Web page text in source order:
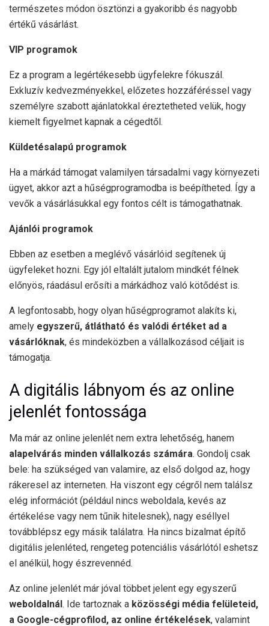
természetes módon ösztönzi a gyakoribb és nagyobb
értékű vásárlást.
VIP programok
Ez a program a legértékesebb ügyfelekre fókuszál.
Exkluzív kedvezményekkel, előzetes hozzáféréssel vagy
személyre szabott ajánlatokkal éreztetheted velük, hogy
kiemelt figyelmet kapnak a cégedtől.
Küldetésalapú programok
Ha a márkád támogat valamilyen társadalmi vagy környezeti
ügyet, akkor azt a hűségprogramodba is beépítheted. Így a
vevők a vásárlásukkal egy fontos célt is támogathatnak.
Ajánlói programok
Ebben az esetben a meglévő vásárlóid segítenek új
ügyfeleket hozni. Egy jól eltalált jutalom mindkét félnek
előnyös, ráadásul erősíti a márkádhoz való kötődést is.
A legfontosabb, hogy olyan hűségprogramot alakíts ki,
amely egyszerű, átlátható és valódi értéket ad a
vásárlóknak, és mindeközben a vállalkozásod céljait is
támogatja.
A digitális lábnyom és az online
jelenlét fontossága
Ma már az online jelenlét nem extra lehetőség, hanem
alapelvárás minden vállalkozás számára. Gondolj csak
bele: ha szükséged van valamire, az első dolgod az, hogy
rákeresel az interneten. Ha viszont egy cégről nem találsz
elég információt (például nincs weboldala, kevés az
értékelése vagy nem tűnik hitelesnek), nagy eséllyel
továbblépsz egy másik találatra. Ha nincs bizalmat építő
digitális jelenléted, rengeteg potenciális vásárlótól eshetsz
el anélkül, hogy észrevennéd.
Az online jelenlét már jóval többet jelent egy egyszerű
weboldalnál . Ide tartoznak a közösségi média felületeid,
a Google-cégprofilod, az online értékelések, valamint